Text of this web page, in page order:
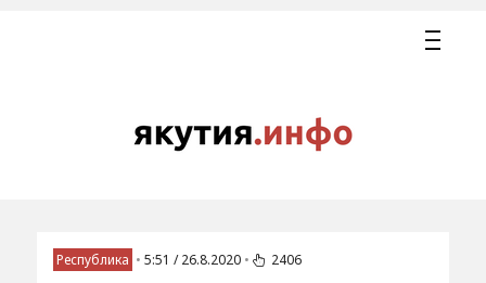
Республика • 5:51 / 26.8.2020 • 2406